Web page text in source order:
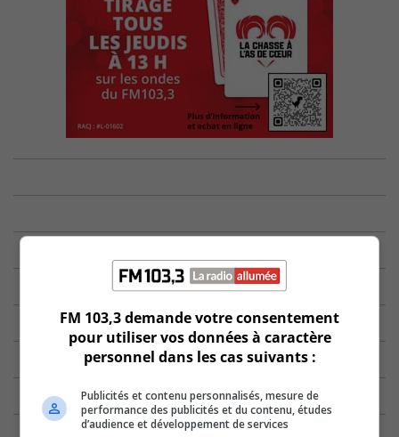
FM 103,3 demande votre consentement
pour utiliser vos données à caractère
personnel dans les cas suivants :
Publicités et contenu personnalisés, mesure de
performance des publicités et du contenu, études
d’audience et développement de services